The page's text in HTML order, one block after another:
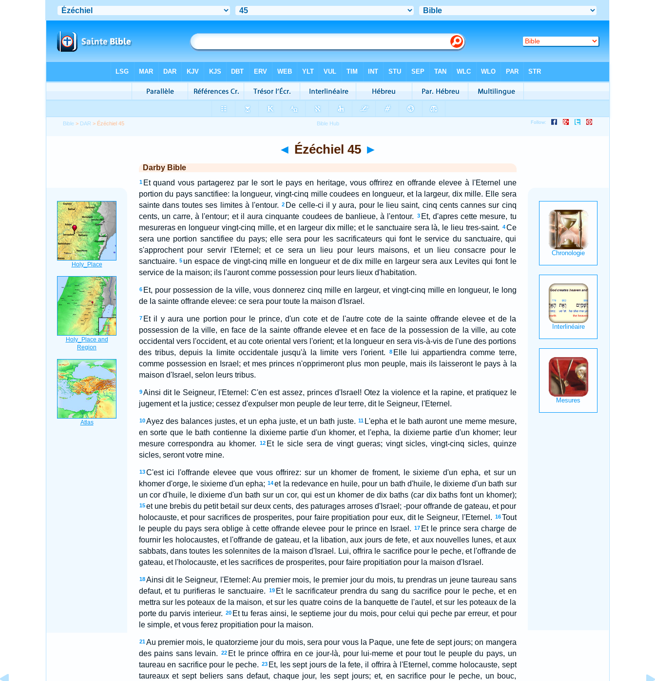
Bible > DAR > Ézéchiel 45
◄ Ézéchiel 45 ►
Darby Bible
1 Et quand vous partagerez par le sort le pays en heritage, vous offrirez en offrande elevee à l'Eternel une
portion du pays sanctifiee: la longueur, vingt-cinq mille coudees en longueur, et la largeur, dix mille. Elle sera
sainte dans toutes ses limites à l'entour.
2 De celle-ci il y aura, pour le lieu saint, cinq cents cannes sur cinq
cents, un carre, à l'entour; et il aura cinquante coudees de banlieue, à l'entour.
3 Et, d'apres cette mesure, tu
mesureras en longueur vingt-cinq mille, et en largeur dix mille; et le sanctuaire sera là, le lieu tres-saint. 4 Ce
sera une portion sanctifiee du pays; elle sera pour les sacrificateurs qui font le service du sanctuaire, qui
s'approchent pour servir l'Eternel; et ce sera un lieu pour leurs maisons, et un lieu consacre pour le
sanctuaire. 5 un espace de vingt-cinq mille en longueur et de dix mille en largeur sera aux Levites qui font le
service de la maison; ils l'auront comme possession pour leurs lieux d'habitation.
6 Et, pour possession de la ville, vous donnerez cinq mille en largeur, et vingt-cinq mille en longueur, le long
de la sainte offrande elevee: ce sera pour toute la maison d'Israel.
7 Et il y aura une portion pour le prince, d'un cote et de l'autre cote de la sainte offrande elevee et de la
possession de la ville, en face de la sainte offrande elevee et en face de la possession de la ville, au cote
occidental vers l'occident, et au cote oriental vers l'orient; et la longueur en sera vis-à-vis de l'une des portions
des tribus, depuis la limite occidentale jusqu'à la limite vers l'orient.
8 Elle lui appartiendra comme terre,
comme possession en Israel; et mes princes n'opprimeront plus mon peuple, mais ils laisseront le pays à la
maison d'Israel, selon leurs tribus.
9 Ainsi dit le Seigneur, l'Eternel: C'en est assez, princes d'Israel! Otez la violence et la rapine, et pratiquez le
jugement et la justice; cessez d'expulser mon peuple de leur terre, dit le Seigneur, l'Eternel.
10 Ayez des balances justes, et un epha juste, et un bath juste. 11 L'epha et le bath auront une meme mesure,
en sorte que le bath contienne la dixieme partie d'un khomer, et l'epha, la dixieme partie d'un khomer; leur
mesure correspondra au khomer.
12 Et le sicle sera de vingt gueras; vingt sicles, vingt-cinq sicles, quinze
sicles, seront votre mine.
13 C'est ici l'offrande elevee que vous offrirez: sur un khomer de froment, le sixieme d'un epha, et sur un
khomer d'orge, le sixieme d'un epha; 14 et la redevance en huile, pour un bath d'huile, le dixieme d'un bath sur
un cor d'huile, le dixieme d'un bath sur un cor, qui est un khomer de dix baths (car dix baths font un khomer);
15 et une brebis du petit betail sur deux cents, des paturages arroses d'Israel; -pour offrande de gateau, et pour
holocauste, et pour sacrifices de prosperites, pour faire propitiation pour eux, dit le Seigneur, l'Eternel. 16 Tout
le peuple du pays sera oblige à cette offrande elevee pour le prince en Israel. 17 Et le prince sera charge de
fournir les holocaustes, et l'offrande de gateau, et la libation, aux jours de fete, et aux nouvelles lunes, et aux
sabbats, dans toutes les solennites de la maison d'Israel. Lui, offrira le sacrifice pour le peche, et l'offrande de
gateau, et l'holocauste, et les sacrifices de prosperites, pour faire propitiation pour la maison d'Israel.
18 Ainsi dit le Seigneur, l'Eternel: Au premier mois, le premier jour du mois, tu prendras un jeune taureau sans
defaut, et tu purifieras le sanctuaire.
19 Et le sacrificateur prendra du sang du sacrifice pour le peche, et en
mettra sur les poteaux de la maison, et sur les quatre coins de la banquette de l'autel, et sur les poteaux de la
porte du parvis interieur. 20 Et tu feras ainsi, le septieme jour du mois, pour celui qui peche par erreur, et pour
le simple, et vous ferez propitiation pour la maison.
21 Au premier mois, le quatorzieme jour du mois, sera pour vous la Paque, une fete de sept jours; on mangera
des pains sans levain.
22 Et le prince offrira en ce jour-là, pour lui-meme et pour tout le peuple du pays, un
taureau en sacrifice pour le peche. 23 Et, les sept jours de la fete, il offrira à l'Eternel, comme holocauste, sept
taureaux et sept beliers sans defaut, chaque jour, les sept jours; et, en sacrifice pour le peche, un bouc,